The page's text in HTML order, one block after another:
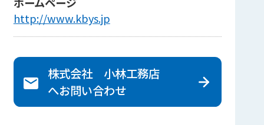
http://www.kbys.jp
株式会社 小林工務店
へお問い合わせ